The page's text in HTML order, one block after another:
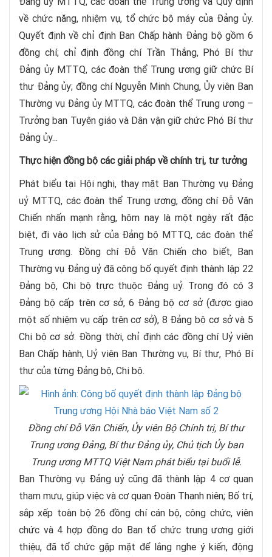
về chức năng, nhiệm vụ, tổ chức bộ máy của Đảng ủy.
Quyết định về chỉ định Ban Chấp hành Đảng bộ gồm 6
đồng chí; chỉ định đồng chí Trần Thắng, Phó Bí thư
Đảng ủy MTTQ, các đoàn thể Trung ương giữ chức Bí
thư Đảng ủy; đồng chí Nguyễn Minh Chung, Ủy viên Ban
Thường vụ Đảng ủy MTTQ, các đoàn thể Trung ương –
Trưởng ban Tuyên giáo và Dân vận giữ chức Phó Bí thư
Đảng ủy...
Thực hiện đồng bộ các giải pháp về chính trị, tư tưởng
Phát biểu tại Hội nghị, thay mặt Ban Thường vụ Đảng
uỷ MTTQ, các đoàn thể Trung ương, đồng chí Đỗ Văn
Chiến nhấn mạnh rằng, hôm nay là một ngày rất đặc
biệt, đi vào lịch sử của Đảng bộ MTTQ, các đoàn thể
Trung ương. Đồng chí Đỗ Văn Chiến cho biết, Ban
Thường vụ Đảng uỷ đã công bố quyết định thành lập 22
Đảng bộ, Chi bộ trực thuộc Đảng uỷ. Trong đó có 3
Đảng bộ cấp trên cơ sở, 6 Đảng bộ cơ sở (được giao
một số nhiệm vụ cấp trên cơ sở), 8 Đảng bộ cơ sở và 5
Chi bộ cơ sở. Đồng thời, chỉ định các đồng chí Uỷ viên
Ban Chấp hành, Uỷ viên Ban Thường vụ, Bí thư, Phó Bí
thư của từng Đảng bộ, Chi bộ.
Đồng chí Đỗ Văn Chiến, Ủy viên Bộ Chính trị, Bí thư
Trung ương Đảng, Bí thư Đảng ủy, Chủ tịch Ủy ban
Trung ương MTTQ Việt Nam phát biểu tại buổi lễ.
Ban Thường vụ Đảng uỷ cũng đã thành lập 4 cơ quan
tham mưu, giúp việc và cơ quan Đoàn Thanh niên; Bố trí,
sắp xếp toàn bộ 26 đồng chí cán bộ, công chức, viên
chức và 4 hợp đồng do Ban tổ chức trung ương giới
thiệu, đã tổ chức gặp mặt để lắng nghe ý kiến, động